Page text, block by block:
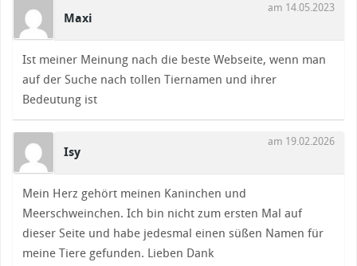
Maxi
am 14.05.2023
Ist meiner Meinung nach die beste Webseite, wenn man
auf der Suche nach tollen Tiernamen und ihrer
Bedeutung ist
Isy
am 19.02.2026
Mein Herz gehört meinen Kaninchen und
Meerschweinchen. Ich bin nicht zum ersten Mal auf
dieser Seite und habe jedesmal einen süßen Namen für
meine Tiere gefunden. Lieben Dank